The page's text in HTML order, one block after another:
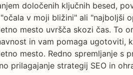
določenih ključnih besed,
v moji bližini" ali "najboljši
mesto uvršča skozi čas. To
in vam pomaga ugotoviti,
mesto. Redno spremljanje s
prilagajanje strategij SEO in